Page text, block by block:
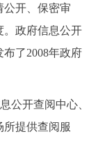
公开、保密审
。政府信息公开
了2008年政府
开查阅中心、
所提供查阅服